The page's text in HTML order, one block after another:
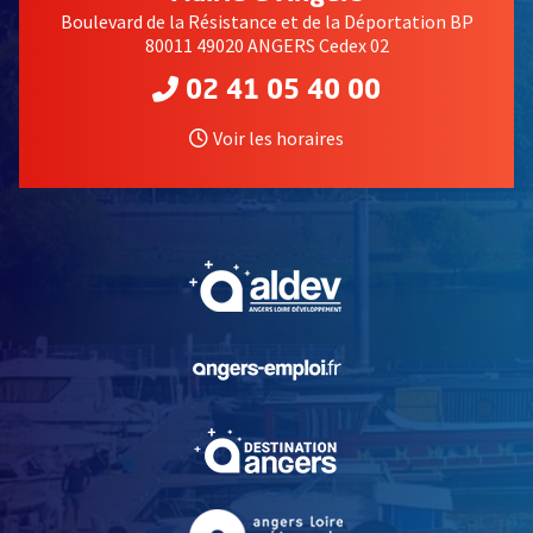
Boulevard de la Résistance et de la Déportation BP
80011 49020 ANGERS Cedex 02
02 41 05 40 00
Voir les horaires
, Ouvre une nouvelle
, Ouvre une nouvelle